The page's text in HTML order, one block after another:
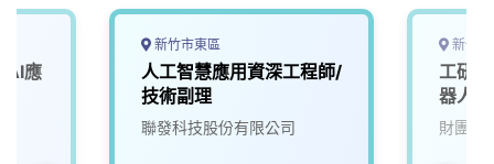
應
新竹市東區
人工智慧應用資深工程師/
技術副理
聯發科技股份有限公司
新竹
工研
器人
財團法